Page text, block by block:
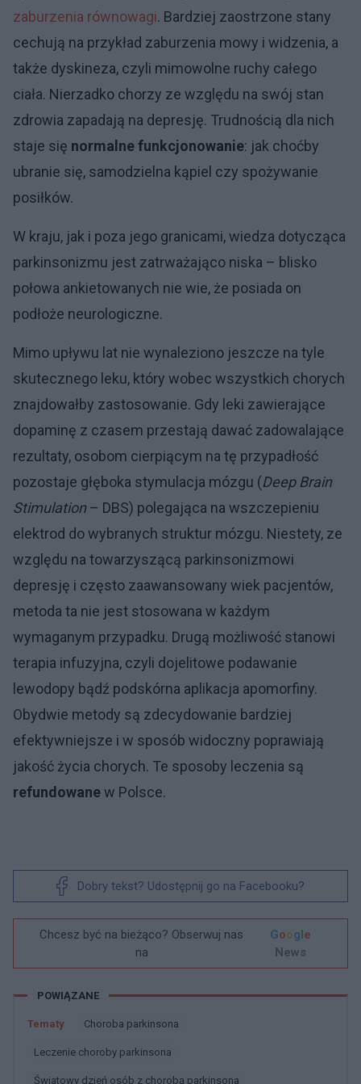
zaburzenia równowagi. Bardziej zaostrzone stany
cechują na przykład zaburzenia mowy i widzenia, a
także dyskineza, czyli mimowolne ruchy całego
ciała. Nierzadko chorzy ze względu na swój stan
zdrowia zapadają na depresję. Trudnością dla nich
staje się normalne funkcjonowanie: jak choćby
ubranie się, samodzielna kąpiel czy spożywanie
posiłków.
W kraju, jak i poza jego granicami, wiedza dotycząca
parkinsonizmu jest zatrważająco niska – blisko
połowa ankietowanych nie wie, że posiada on
podłoże neurologiczne.
Mimo upływu lat nie wynaleziono jeszcze na tyle
skutecznego leku, który wobec wszystkich chorych
znajdowałby zastosowanie. Gdy leki zawierające
dopaminę z czasem przestają dawać zadowalające
rezultaty, osobom cierpiącym na tę przypadłość
pozostaje głęboka stymulacja mózgu (Deep Brain
Stimulation– DBS) polegająca na wszczepieniu
elektrod do wybranych struktur mózgu. Niestety, ze
względu na towarzyszącą parkinsonizmowi
depresję i często zaawansowany wiek pacjentów,
metoda ta nie jest stosowana w każdym
wymaganym przypadku. Drugą możliwość stanowi
terapia infuzyjna, czyli dojelitowe podawanie
lewodopy bądź podskórna aplikacja apomorfiny.
Obydwie metody są zdecydowanie bardziej
efektywniejsze i w sposób widoczny poprawiają
jakość życia chorych. Te sposoby leczenia są
refundowanew Polsce.
Dobry tekst? Udostępnij go na Facebooku?
Chcesz być na bieżąco? Obserwuj nas
na
Google
News
POWIĄZANE
Tematy Choroba parkinsona
Leczenie choroby parkinsona
światowy dzień osób z chorobą parkinsona